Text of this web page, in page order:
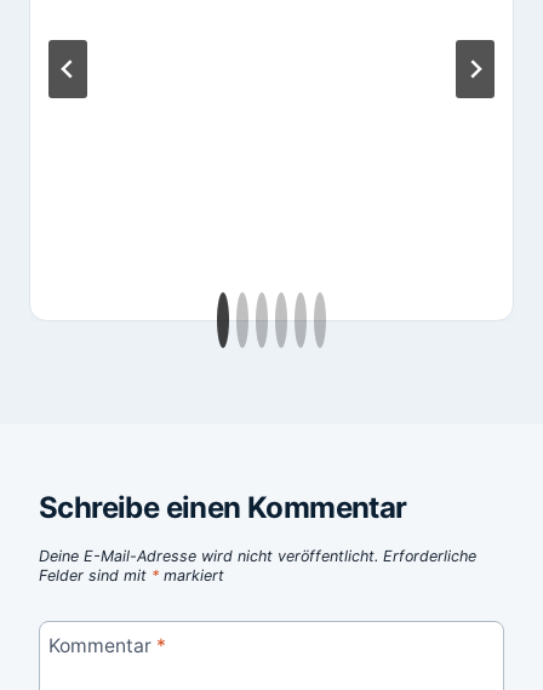
Schreibe einen Kommentar
Deine E-Mail-Adresse wird nicht veröffentlicht. Erforderliche
Felder sind mit * markiert
Kommentar *